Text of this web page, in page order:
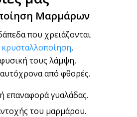
Μαρμάρων
που χρειάζονται
κρυσταλλοποίηση,
τους λάμψη,
από φθορές.
επαναφορά γυαλάδας.
του μαρμάρου.